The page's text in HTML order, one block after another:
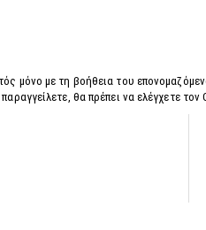
μόνο με τη βοήθεια του
θα πρέπει να ελέγχετε